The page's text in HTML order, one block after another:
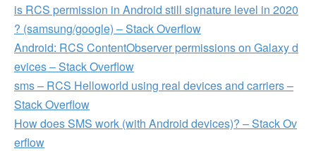
is RCS permission in Android still signature level in 2020
? (samsung/google) – Stack Overflow
Android: RCS ContentObserver permissions on Galaxy d
evices – Stack Overflow
sms – RCS Helloworld using real devices and carriers –
Stack Overflow
How does SMS work (with Android devices)? – Stack Ov
erflow